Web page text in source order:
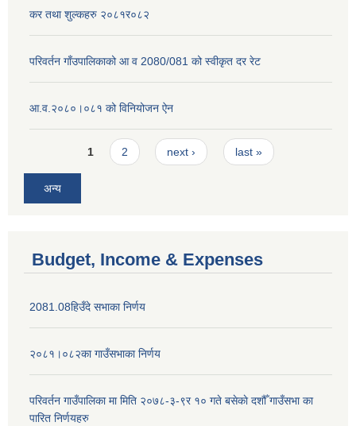
कर तथा शुल्कहरु २०८१र०८२
परिवर्तन गाँउपालिकाको आ व 2080/081 को स्वीकृत दर रेट
आ.व.२०८०।०८१ को विनियोजन ऐन
Pages1 2 next › last »
अन्य
Budget, Income & Expenses
2081.08हिउँदे सभाका निर्णय
२०८१।०८२का गाउँसभाका निर्णय
परिवर्तन गाउँपालिका मा मिति २०७८-३-९र १० गते बसेकाे दशौँ गाउँसभा का
पारित निर्णयहरु